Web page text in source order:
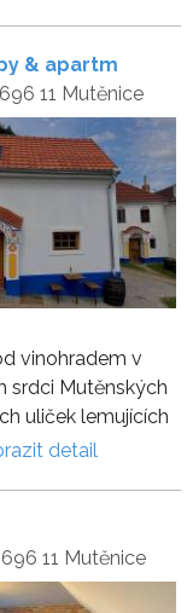
& apartm
11 Mutěnice
vinohradem v
srdci Mutěnských
uliček lemujících
detail
11 Mutěnice